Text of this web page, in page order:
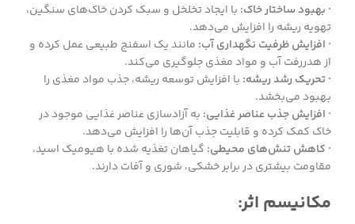
· بهبود ساختار خاک: با ایجاد تخلخل و سبک کردن خاک‌های سنگین،
تهویه ریشه را افزایش می‌دهد.
· افزایش ظرفیت نگهداری آب: مانند یک اسفنج طبیعی عمل کرده و
از هدررفت آب و مواد مغذی جلوگیری می‌کند.
· تحریک رشد ریشه: با افزایش توسعه ریشه، جذب مواد مغذی را
بهبود می‌بخشد.
· افزایش جذب عناصر غذایی: به آزادسازی عناصر غذایی موجود در
خاک کمک کرده و قابلیت جذب آن‌ها را افزایش می‌دهد.
· کاهش تنش‌های محیطی: گیاهان تغذیه شده با هیومیک اسید،
مقاومت بیشتری در برابر خشکی، شوری و آفات دارند.
مکانیسم اثر: